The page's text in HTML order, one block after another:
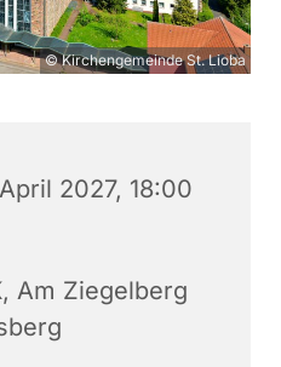
© Kirchengemeinde St. Lioba
2027, 18:00
Am Ziegelberg